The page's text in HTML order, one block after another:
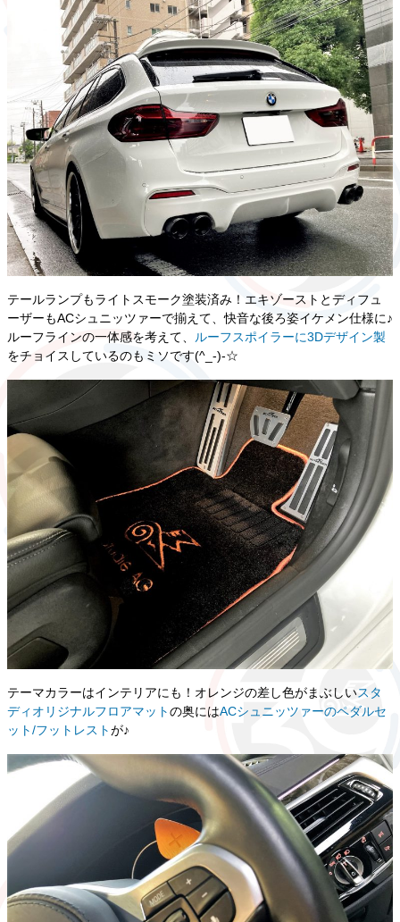
テールランプもライトスモーク塗装済み！エキゾーストとディフュ
ーザーもACシュニッツァーで揃えて、快音な後ろ姿イケメン仕様に♪
ルーフラインの一体感を考えて、
ルーフスポイラーに3Dデザイン製
をチョイスしているのもミソです(^_-)-☆
テーマカラーはインテリアにも！オレンジの差し色がまぶしいスタ
ディオリジナルフロアマットの奥にはACシュニッツァーのペダルセ
ット/フットレストが♪